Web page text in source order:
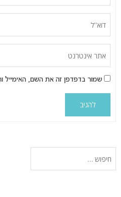
שמור בדפדפן זה את השם, האימייל